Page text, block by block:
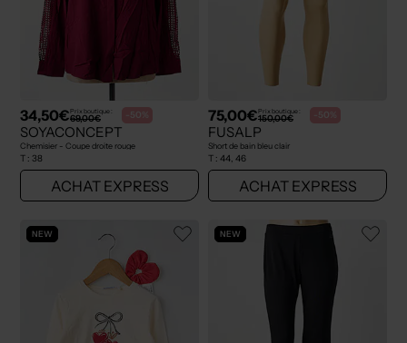
34,50€Prix boutique :
69,00€ -50%
SOYACONCEPT
Chemisier - Coupe droite rouge
T : 38
ACHAT EXPRESS
75,00€Prix boutique :
150,00€ -50%
FUSALP
Short de bain bleu clair
T : 44, 46
ACHAT EXPRESS
NEW NEW